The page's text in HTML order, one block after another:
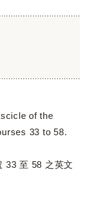
of the
33 to 58.
至 58 之英文